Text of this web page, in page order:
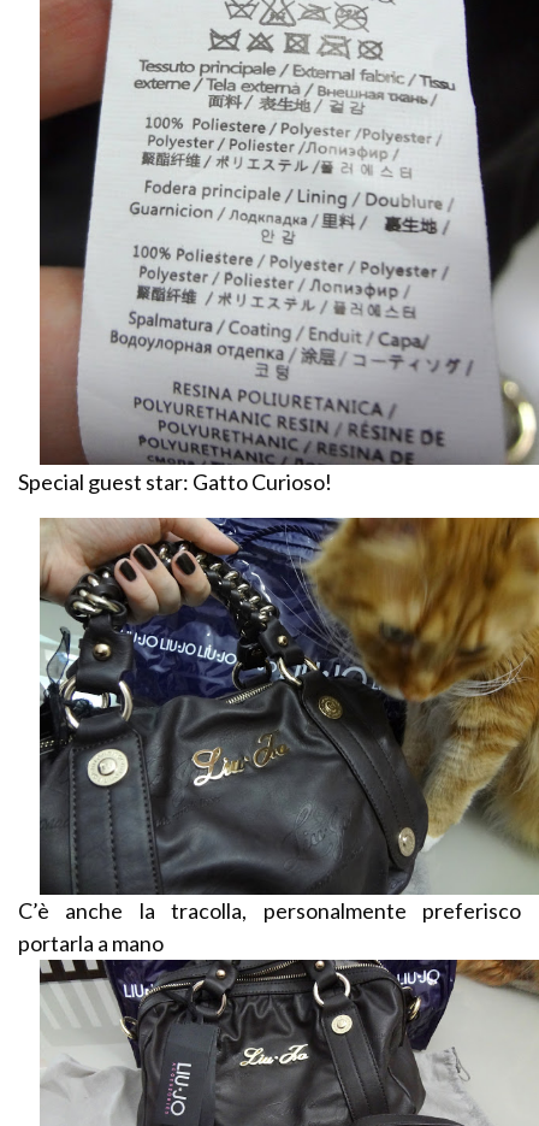
Special guest star: Gatto Curioso!
C’è anche la tracolla, personalmente preferisco
portarla a mano